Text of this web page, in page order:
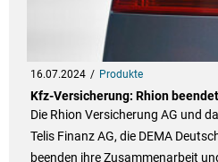
16.07.2024 Produkte
Kfz-Versicherung: Rhion
Die Rhion Versicherung AG und
Telis Finanz AG, die DEMA
beenden ihre Zusammenarbeit